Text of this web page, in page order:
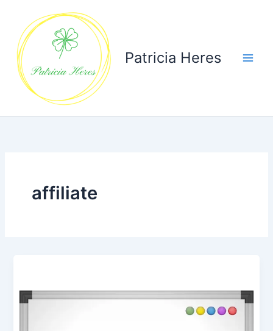
inhoud
Patricia Heres
affiliate